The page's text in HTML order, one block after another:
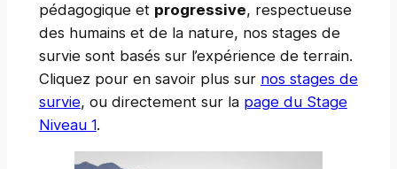
pédagogique et progressive, respectueuse
des humains et de la nature, nos stages de
survie sont basés sur l’expérience de terrain.
Cliquez pour en savoir plus sur nos stages de
survie, ou directement sur la page du Stage
Niveau 1.